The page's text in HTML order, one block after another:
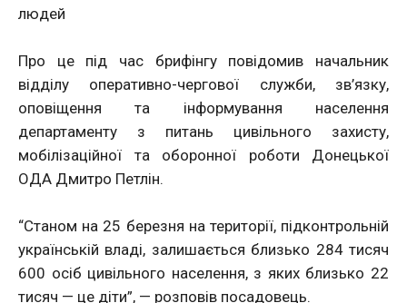
людей
Про це під час брифінгу повідомив начальник
відділу оперативно-чергової служби, зв’язку,
оповіщення та інформування населення
департаменту з питань цивільного захисту,
мобілізаційної та оборонної роботи Донецької
ОДА Дмитро Петлін.
“Станом на 25 березня на території, підконтрольній
українській владі, залишається близько 284 тисяч
600 осіб цивільного населення, з яких близько 22
тисяч — це діти”, — розповів посадовець.